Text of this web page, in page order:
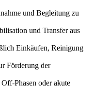
und Begleitung zu
und Transfer aus
Einkäufen, Reinigung
Förderung der
Phasen oder akute